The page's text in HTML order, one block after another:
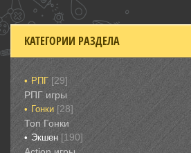
КАТЕГОРИИ РАЗДЕЛА
РПГ [29]
РПГ игры
Гонки‎ [28]
Топ Гонки‎
Экшен [190]